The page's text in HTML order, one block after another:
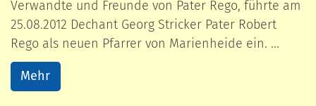
Verwandte und Freunde von Pater Rego, führte am
25.08.2012 Dechant Georg Stricker Pater Robert
Rego als neuen Pfarrer von Marienheide ein. ...
Mehr